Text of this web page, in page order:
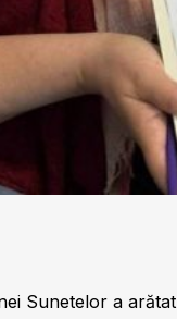
Sunetelor a